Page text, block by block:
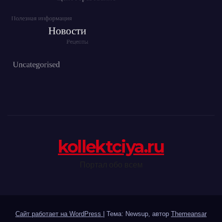
kollektciya.ru
Сайт работает на WordPress Тема: Newsup, автор Themeansar